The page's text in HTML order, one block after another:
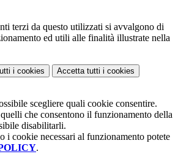
terzi da questo utilizzati si avvalgono di
ed utili alle finalità illustrate nella
i cookies Accetta tutti i cookies
scegliere quali cookie consentire.
che consentono il funzionamento della
disabilitarli.
i cookie necessari al funzionamento potete
.